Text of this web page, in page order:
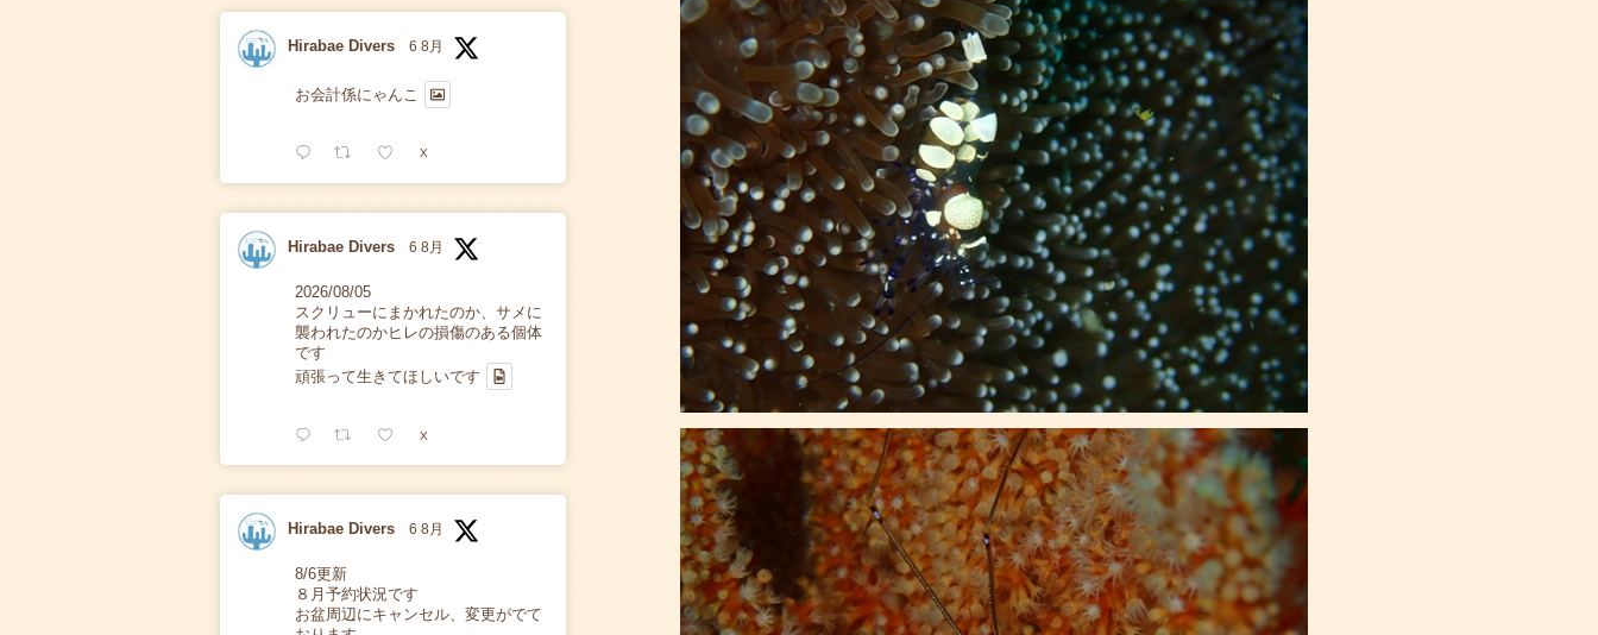
Hirabae Divers 6 8月
お会計係にゃんこ
X
Hirabae Divers 6 8月
2026/08/05
スクリューにまかれたのか、サメに
襲われたのかヒレの損傷のある個体
です
頑張って生きてほしいです
X
Hirabae Divers 6 8月
8/6更新
８月予約状況です
お盆周辺にキャンセル、変更がでて